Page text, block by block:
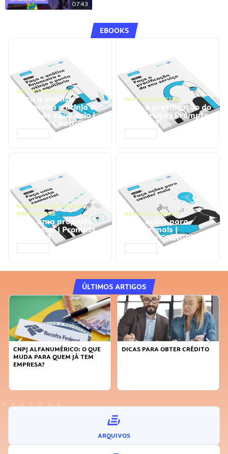
07:43
EBOOKS
GESTÃO FINANCEIRA
Faça a análise
financeira e atinja o
ponto de equilíbrio |
Prompts ChatGPT
GESTÃO FINANCEIRA
Faça a precificação do
seu serviço | Prompts
ChatGPT
NEGÓCIOS, PROCESSOS
EMPRESARIAIS
Faça uma proposta
comercial | Prompts
ChatGPT
NEGÓCIOS, VENDAS
Faça ações para
vender mais |
Prompts ChatGPT
ÚLTIMOS ARTIGOS
ALFANUMÉRICO: O QUE
PARA QUEM JÁ TEM
DICAS PARA OBTER CRÉDITO
FAÇA
ARQUIVOS